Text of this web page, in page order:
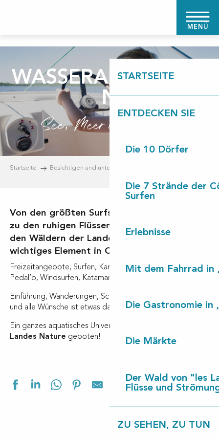
MENÜ
STARTSEITE
ENTDECKEN SIE
Die 10 Dörfer
Die 7 Strände der
Surfen
Erlebnisse
Mit dem Fahrrad in
Die Gastronomie in
Die Märkte
Der Wald von "les
Flüsse und
ZU SEHEN, ZU TUN
WASSERAKTIVITÄTE
N
See, Meer oder Fluss?
Startseite Besichtigen und unternehmen
Von den größten Surfspots am Atlantik bis
zu den ruhigen Flüssen und Gewässern in
den Wäldern der Landes, Wasser ist ein
wichtiges Element in Contis à Léon.
Freizeitangebote, Surfen, Kanu, Stand Up Paddle (SUP),
Pedal’o, Windsurfen, Katamarane, Optimist…
Einführung, Wanderungen, Schulungen: Für alle Niveaus
und alle Wünsche ist etwas dabei.
Ein ganzes aquatisches Universum wird Ihnen in
Landes Nature geboten!
Ajouter aux